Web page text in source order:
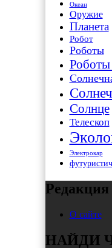
Океан
Оружие
Планета
Робот
Роботы
Солнце
Телескоп
Электрокар
Редакция
О сайте
НАЙДИ